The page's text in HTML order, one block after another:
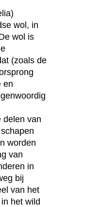
wol, in
wol is
(zoals de
en
delen van
worden
van
in
bij
van het
het wild